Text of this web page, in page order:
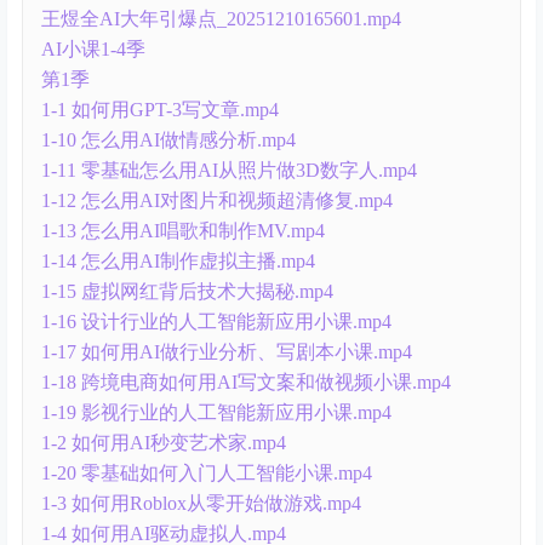
王煜全AI大年引爆点_20251210165601.mp4
AI小课1-4季
第1季
1-1 如何用GPT-3写文章.mp4
1-10 怎么用AI做情感分析.mp4
1-11 零基础怎么用AI从照片做3D数字人.mp4
1-12 怎么用AI对图片和视频超清修复.mp4
1-13 怎么用AI唱歌和制作MV.mp4
1-14 怎么用AI制作虚拟主播.mp4
1-15 虚拟网红背后技术大揭秘.mp4
1-16 设计行业的人工智能新应用小课.mp4
1-17 如何用AI做行业分析、写剧本小课.mp4
1-18 跨境电商如何用AI写文案和做视频小课.mp4
1-19 影视行业的人工智能新应用小课.mp4
1-2 如何用AI秒变艺术家.mp4
1-20 零基础如何入门人工智能小课.mp4
1-3 如何用Roblox从零开始做游戏.mp4
1-4 如何用AI驱动虚拟人.mp4